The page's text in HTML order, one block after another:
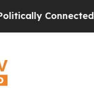
Connected oil